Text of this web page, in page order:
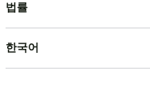
법률
한국어